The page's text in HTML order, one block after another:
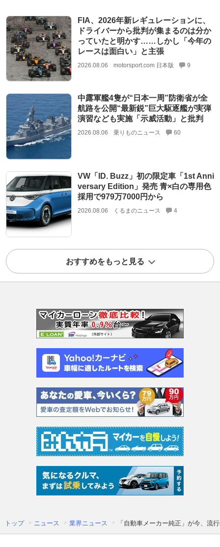
FIA、2026年新レギュレーションに、
ドライバーから批判が集まるのは分か
っていたと明かす……しかし「今年の
レースは面白い」と主張
2026.08.06 motorsport.com 日本版 9
中露軍艦4隻が“日本一周”防衛省が全
航路を公開“最新鋭”巨大駆逐艦が実弾
演習なども実施「示威活動」と批判
2026.08.06 乗りものニュース 60
VW「ID. Buzz」初の限定車「1st Anni
versary Edition」発売 青×白の専用色
採用で979万7000円から
2026.08.06 くるまのニュース 4
おすすめをもっと見る
トップ ニュース 業界ニュース 「自動車メーカー純正」が今、